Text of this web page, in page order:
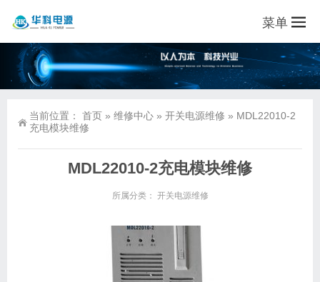
菜单
当前位置： 首页 » 维修中心 » 开关电源维修 » MDL22010-2
充电模块维修
MDL22010-2充电模块维修
所属分类： 开关电源维修